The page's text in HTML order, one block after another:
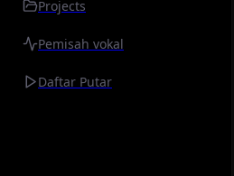
Projects
Pemisah vokal
Daftar Putar